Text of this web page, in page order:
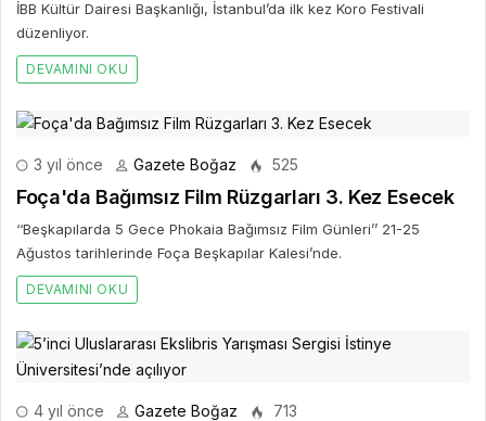
İBB Kültür Dairesi Başkanlığı, İstanbul’da ilk kez Koro Festivali
düzenliyor.
DEVAMINI OKU
3 yıl önce Gazete Boğaz 525
Foça'da Bağımsız Film Rüzgarları 3. Kez Esecek
‘‘Beşkapılarda 5 Gece Phokaia Bağımsız Film Günleri’’ 21-25
Ağustos tarihlerinde Foça Beşkapılar Kalesi’nde.
DEVAMINI OKU
4 yıl önce Gazete Boğaz 713